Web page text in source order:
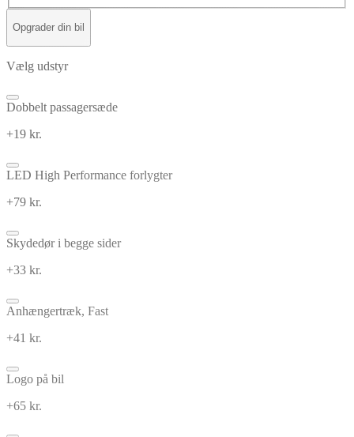
Opgrader din bil
Vælg udstyr
Dobbelt passagersæde
+19 kr.
LED High Performance forlygter
+79 kr.
Skydedør i begge sider
+33 kr.
Anhængertræk, Fast
+41 kr.
Logo på bil
+65 kr.